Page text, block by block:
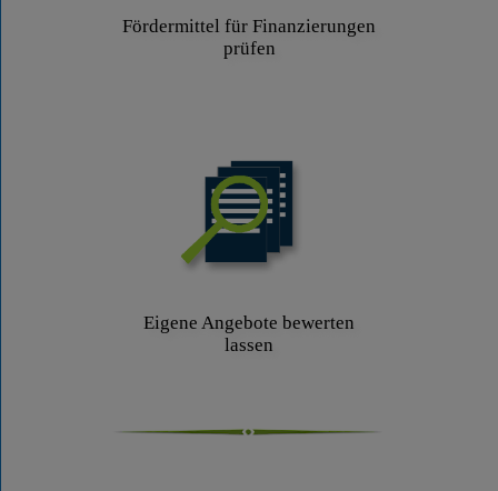
Fördermittel für Finanzierungen
prüfen
Eigene Angebote bewerten
lassen